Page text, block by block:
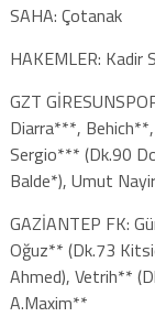
SAHA: Çotanak
HAKEMLER: Kadir
GZT
Diarra***,
Sergio*** (Dk.90
Balde*), Umut
GAZİANTEP FK:
Oğuz** (Dk.73
Ahmed), Vetrih**
A.Maxim**